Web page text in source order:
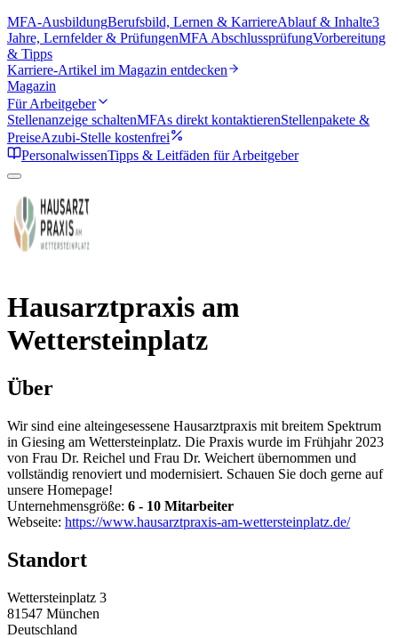
MFA-AusbildungBerufsbild, Lernen & KarriereAblauf & Inhalte3
Jahre, Lernfelder & PrüfungenMFA AbschlussprüfungVorbereitung
& Tipps
Karriere-Artikel im Magazin entdecken
Magazin
Für Arbeitgeber
Stellenanzeige schaltenMFAs direkt kontaktierenStellenpakete &
PreiseAzubi-Stelle kostenfrei
PersonalwissenTipps & Leitfäden für Arbeitgeber
Hausarztpraxis am
Wettersteinplatz
Über
Wir sind eine alteingesessene Hausarztpraxis mit breitem Spektrum
in Giesing am Wettersteinplatz. Die Praxis wurde im Frühjahr 2023
von Frau Dr. Reichel und Frau Dr. Weichert übernommen und
vollständig renoviert und modernisiert. Schauen Sie doch gerne auf
unsere Homepage!
Unternehmensgröße: 6 - 10 Mitarbeiter
Webseite: https://www.hausarztpraxis-am-wettersteinplatz.de/
Standort
Wettersteinplatz 3
81547 München
Deutschland